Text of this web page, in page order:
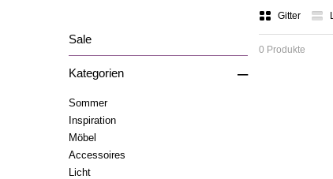
Gitter
0 Produkte
Sale
Kategorien –
Sommer
Inspiration
Möbel
Accessoires
Licht